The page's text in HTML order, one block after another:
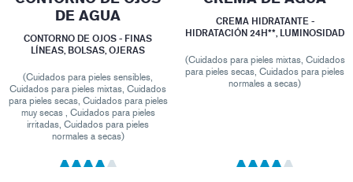
DE AGUA
CONTORNO DE OJOS - FINAS
LÍNEAS, BOLSAS, OJERAS
(Cuidados para pieles sensibles,
Cuidados para pieles mixtas, Cuidados
para pieles secas, Cuidados para pieles
muy secas , Cuidados para pieles
irritadas, Cuidados para pieles
normales a secas)
CREMA HIDRATANTE -
HIDRATACIÓN 24H**, LUMINOSIDAD
(Cuidados para pieles mixtas, Cuidados
para pieles secas, Cuidados para pieles
normales a secas)